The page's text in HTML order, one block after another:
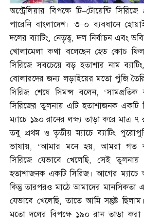
অস্ট্রেলিয়ার বিপক্ষে টি–টোয়েন্টি
পারেনি বাংলাদেশ। ৩–০ ব্যবধানে
দলের ব্যাটিং, নেতৃত্ব,দল নির্বাচন এবং
খোলামেলা কথা বলেছেন হেড কোচ
সিরিজে সবচেয়ে বড় হতাশার নাম ব্যাটিং
বোলারদের জন্য লড়াইয়ের মতো পুঁজি
সিরিজ শেষে সিমন্স বলেন, ‘সামপ্রতিক
সিরিজের তুলনায় এটি হতাশাজনক একটি
ম্যাচে ১৯০ রানের লক্ষ্য তাড়া করে মাত্র ৭
তবু প্রথম ও তৃতীয় ম্যাচে ব্যাটিং
ভাষায়, ‘আমার মনে হয়,আমরা গত
সিরিজে যেভাবে খেলেছি,সেই তুলনায়
হতাশাজনক একটি সিরিজ। আগের ম্যাচে
কিন্তু তারপরও মাঠে আমাদের মানসিকতা
যেভাবে খেলেছি,তাতে আমি সন্তুষ্ট
মতো দলের বিপক্ষে ১৯০ রান তাড়া